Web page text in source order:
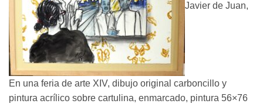
Javier de Juan,
En una feria de arte XIV, dibujo original carboncillo y
pintura acrílico sobre cartulina, enmarcado, pintura 56×76